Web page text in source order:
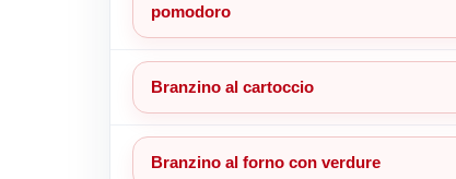
pomodoro
Branzino al cartoccio
Branzino al forno con verdure